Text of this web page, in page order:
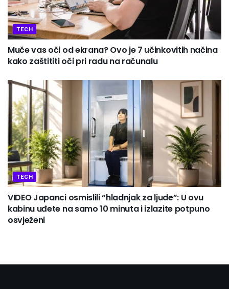
TECH
Muče vas oči od ekrana? Ovo je 7 učinkovitih načina
kako zaštititi oči pri radu na računalu
TECH
VIDEO Japanci osmislili “hladnjak za ljude”: U ovu
kabinu uđete na samo 10 minuta i izlazite potpuno
osvježeni